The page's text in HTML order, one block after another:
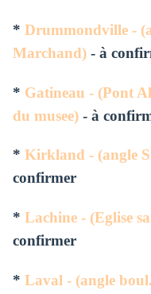
* Drummondville -
Marchand) - à
* Gatineau - (Pont
du musee) - à
* Kirkland - (angle
confirmer
* Lachine - (Eglise
confirmer
* Laval - (angle